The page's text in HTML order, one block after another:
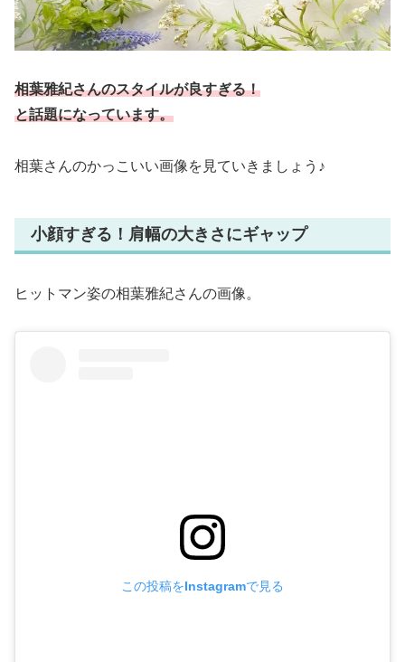
相葉雅紀さんのスタイルが良すぎる！
と話題になっています。
相葉さんのかっこいい画像を見ていきましょう♪
小顔すぎる！肩幅の大きさにギャップ
ヒットマン姿の相葉雅紀さんの画像。
この投稿をInstagramで見る